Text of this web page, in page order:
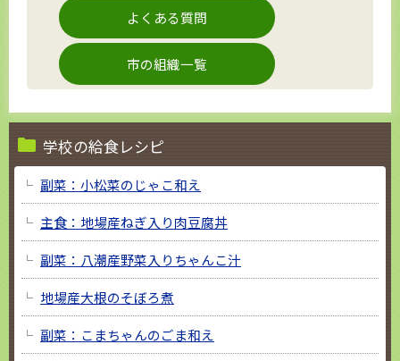
よくある質問
市の組織一覧
学校の給食レシピ
副菜：小松菜のじゃこ和え
主食：地場産ねぎ入り肉豆腐丼
副菜：八潮産野菜入りちゃんこ汁
地場産大根のそぼろ煮
副菜：こまちゃんのごま和え